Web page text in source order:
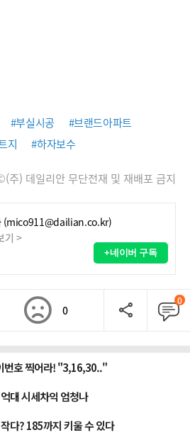
#부실시공
#브랜드아파트
지 #하자보수
주) 데일리안 무단전재 및 재배포 금지
(mico911@dailian.co.kr)
기 >
+네이버 구독
0
0